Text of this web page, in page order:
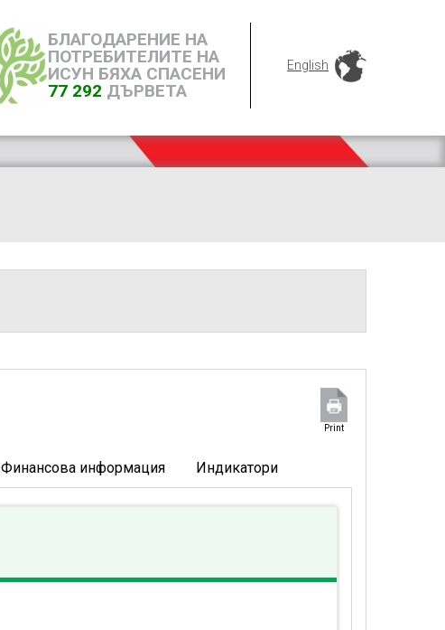
БЛАГОДАРЕНИЕ НА
ПОТРЕБИТЕЛИТЕ НА
ИСУН БЯХА СПАСЕНИ
77 292 ДЪРВЕТА
English
Print
Финансова информация Индикатори